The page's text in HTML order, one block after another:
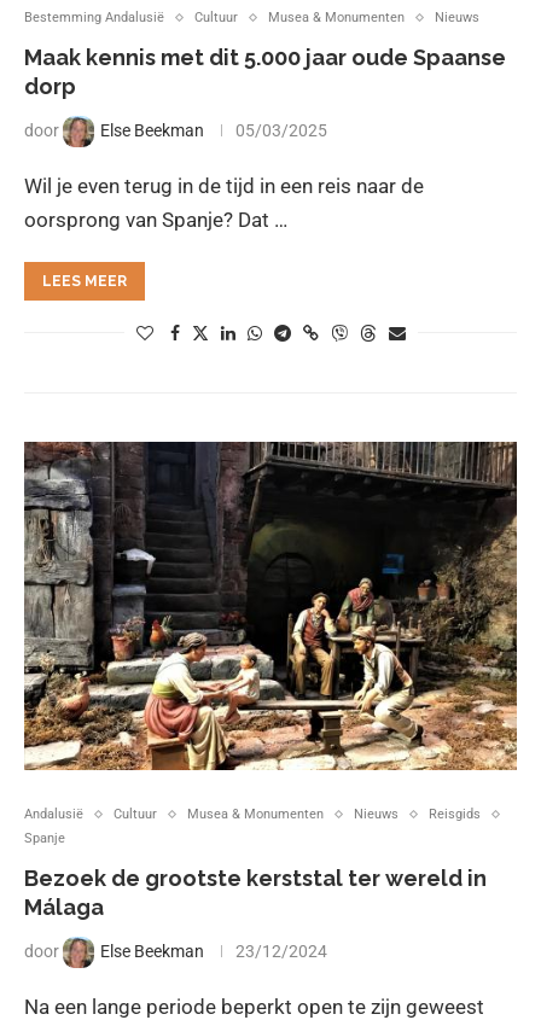
Bestemming Andalusië Cultuur Musea & Monumenten Nieuws
Maak kennis met dit 5.000 jaar oude Spaanse
dorp
door Else Beekman 05/03/2025
Wil je even terug in de tijd in een reis naar de
oorsprong van Spanje? Dat …
LEES MEER
Andalusië Cultuur Musea & Monumenten Nieuws
Reisgids
Spanje
Bezoek de grootste kerststal ter wereld in
Málaga
door Else Beekman 23/12/2024
Na een lange periode beperkt open te zijn geweest